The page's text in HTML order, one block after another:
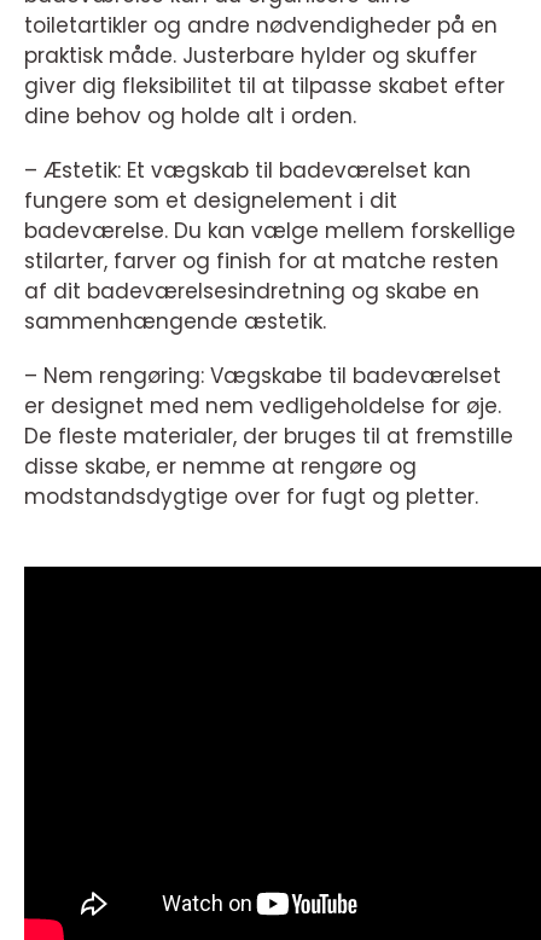
toiletartikler og andre nødvendigheder på en
praktisk måde. Justerbare hylder og skuffer
giver dig fleksibilitet til at tilpasse skabet efter
dine behov og holde alt i orden.
– Æstetik: Et vægskab til badeværelset kan
fungere som et designelement i dit
badeværelse. Du kan vælge mellem forskellige
stilarter, farver og finish for at matche resten
af dit badeværelsesindretning og skabe en
sammenhængende æstetik.
– Nem rengøring: Vægskabe til badeværelset
er designet med nem vedligeholdelse for øje.
De fleste materialer, der bruges til at fremstille
disse skabe, er nemme at rengøre og
modstandsdygtige over for fugt og pletter.